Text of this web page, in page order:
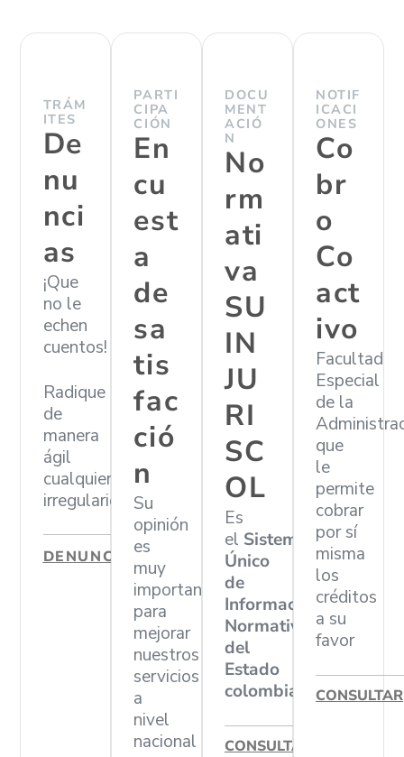
TRÁM
ITES
De
nu
nci
as
¡Que
no le
echen
cuentos!
Radique
de
manera
ágil
cualquier
irregularidad
DENUNCIAR
PARTI
CIPA
CIÓN
En
cu
est
a
de
sa
tis
fac
ció
n
Su
opinión
es
muy
importante
para
mejorar
nuestros
servicios
a
nivel
nacional
DOCU
MENT
ACIÓ
N
No
rm
ati
va
SU
IN
JU
RI
SC
OL
Es
el Sistema
Único
de
Información
Normativa
del
Estado
colombiano
CONSULTAR
NOTIF
ICACI
ONES
Co
br
o
Co
act
ivo
Facultad
Especial
de la
que
le
permite
cobrar
por sí
misma
los
créditos
a su
favor
CONSULTAR